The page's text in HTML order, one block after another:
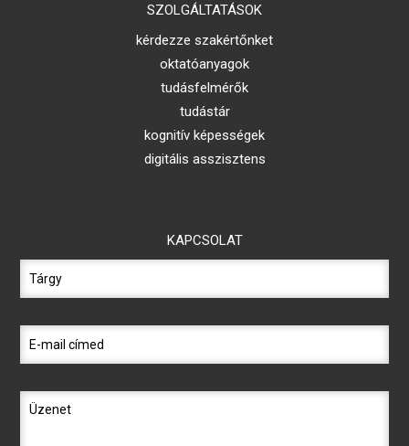
SZOLGÁLTATÁSOK
kérdezze szakértőnket
oktatóanyagok
tudásfelmérők
tudástár
kognitív képességek
digitális asszisztens
KAPCSOLAT